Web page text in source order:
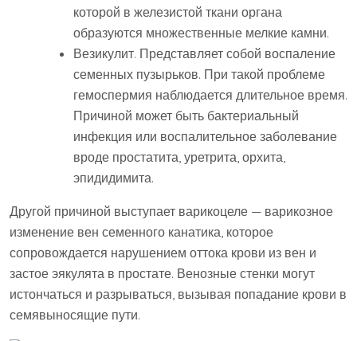
которой в железистой ткани органа
образуются множественные мелкие камни.
Везикулит. Представляет собой воспаление
семенных пузырьков. При такой проблеме
гемоспермия наблюдается длительное время.
Причиной может быть бактериальный
инфекция или воспалительное заболевание
вроде простатита, уретрита, орхита,
эпидидимита.
Другой причиной выступает варикоцеле — варикозное
изменение вен семенного канатика, которое
сопровождается нарушением оттока крови из вен и
застое эякулята в простате. Венозные стенки могут
истончаться и разрываться, вызывая попадание крови в
семявыносящие пути.